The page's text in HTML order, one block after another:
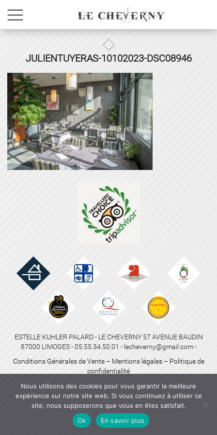
JULIENTUYERAS-10102023-DSC08946
ESTELLE KUHLER PALARD - LE CHEVERNY 57 AVENUE BAUDIN
87000 LIMOGES - 05.55.34.50.01 - lecheverny@gmail.com -
Conditions Générales de Vente– Mentions légales– Politique de
confidentialité
Nous utilisons des cookies pour vous garantir la meilleure
expérience sur notre site web. Si vous continuez à utiliser ce
site, nous supposerons que vous en êtes satisfait.
Ok
En savoir plus